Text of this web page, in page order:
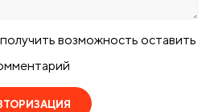
возможность оставить